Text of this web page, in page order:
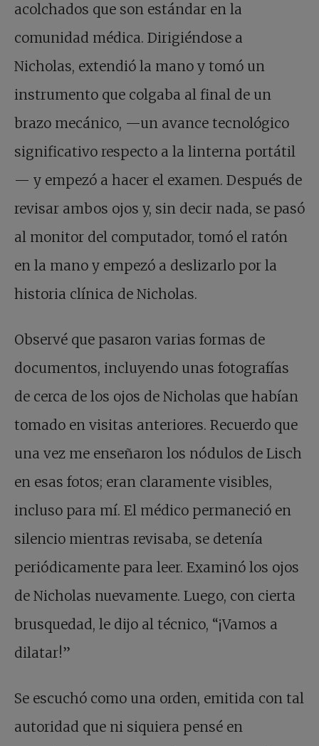
acolchados que son estándar en la
comunidad médica. Dirigiéndose a
Nicholas, extendió la mano y tomó un
instrumento que colgaba al final de un
brazo mecánico, —un avance tecnológico
significativo respecto a la linterna portátil
— y empezó a hacer el examen. Después de
revisar ambos ojos y, sin decir nada, se pasó
al monitor del computador, tomó el ratón
en la mano y empezó a deslizarlo por la
historia clínica de Nicholas.
Observé que pasaron varias formas de
documentos, incluyendo unas fotografías
de cerca de los ojos de Nicholas que habían
tomado en visitas anteriores. Recuerdo que
una vez me enseñaron los nódulos de Lisch
en esas fotos; eran claramente visibles,
incluso para mí. El médico permaneció en
silencio mientras revisaba, se detenía
periódicamente para leer. Examinó los ojos
de Nicholas nuevamente. Luego, con cierta
brusquedad, le dijo al técnico, “¡Vamos a
dilatar!”
Se escuchó como una orden, emitida con tal
autoridad que ni siquiera pensé en